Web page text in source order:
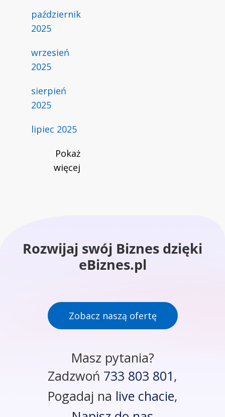
październik
2025
wrzesień
2025
sierpień
2025
lipiec 2025
Pokaż
więcej
Rozwijaj swój Biznes dzięki
eBiznes.pl
Zobacz naszą ofertę
Masz pytania?
Zadzwoń 733 803 801,
Pogadaj na live chacie,